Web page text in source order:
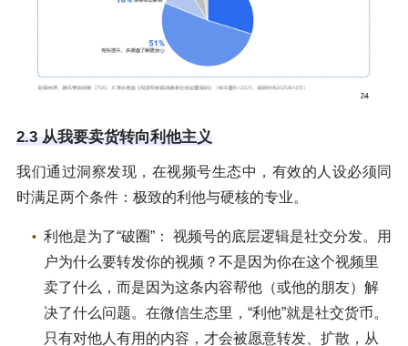
2.3 从我要卖货转向利他主义
我们通过洞察发现，在视频号生态中，有效的人设必须同
时满足两个条件：极致的利他与硬核的专业。
利他是为了“破圈”： 视频号的底层逻辑是社交分发。用
户为什么要转发你的视频？不是因为你在这个视频里
卖了什么，而是因为这条内容帮他（或他的朋友）解
决了什么问题。在微信生态里，“利他”就是社交货币。
只有对他人有用的内容，才会被愿意转发、扩散，从